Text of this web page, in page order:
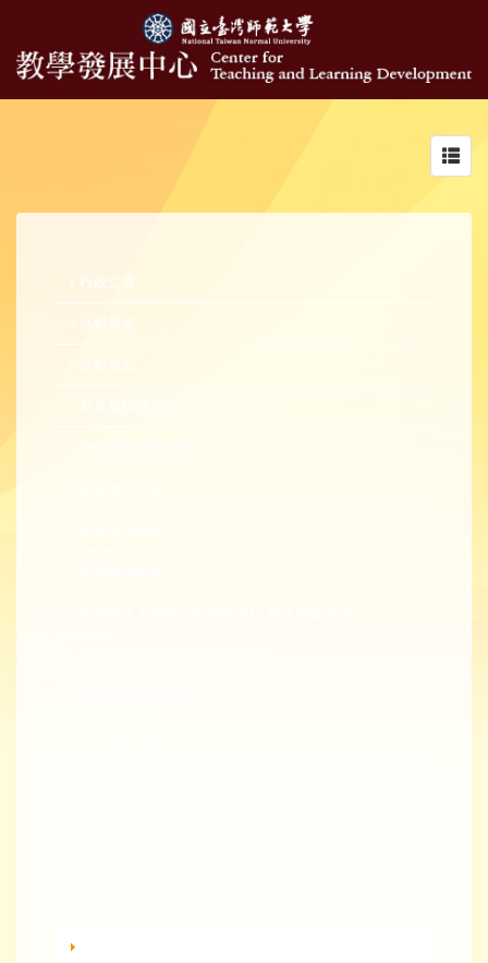
行政公告
活動報名
活動花絮
新進教師研習營